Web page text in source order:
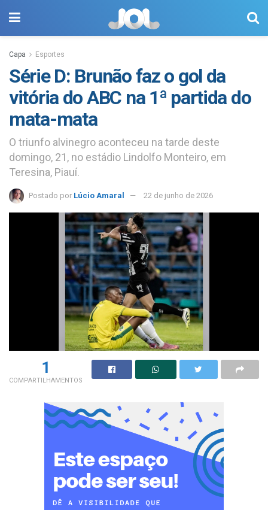
Capa Esportes
Série D: Brunão faz o gol da
vitória do ABC na 1ª partida do
mata-mata
O triunfo alvinegro aconteceu na tarde deste
domingo, 21, no estádio Lindolfo Monteiro, em
Teresina, Piauí.
Postado por Lúcio Amaral 22 de junho de 2026
1
COMPARTILHAMENTOS